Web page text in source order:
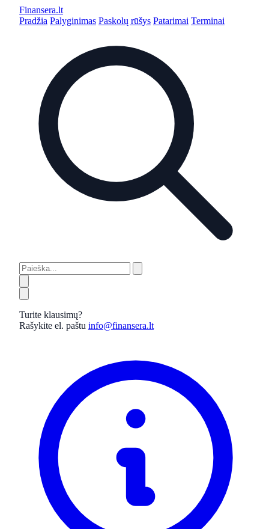
Finansera.lt
Pradžia Palyginimas Paskolų rūšys Patarimai Terminai
Turite klausimų?
Rašykite el. paštu info@finansera.lt